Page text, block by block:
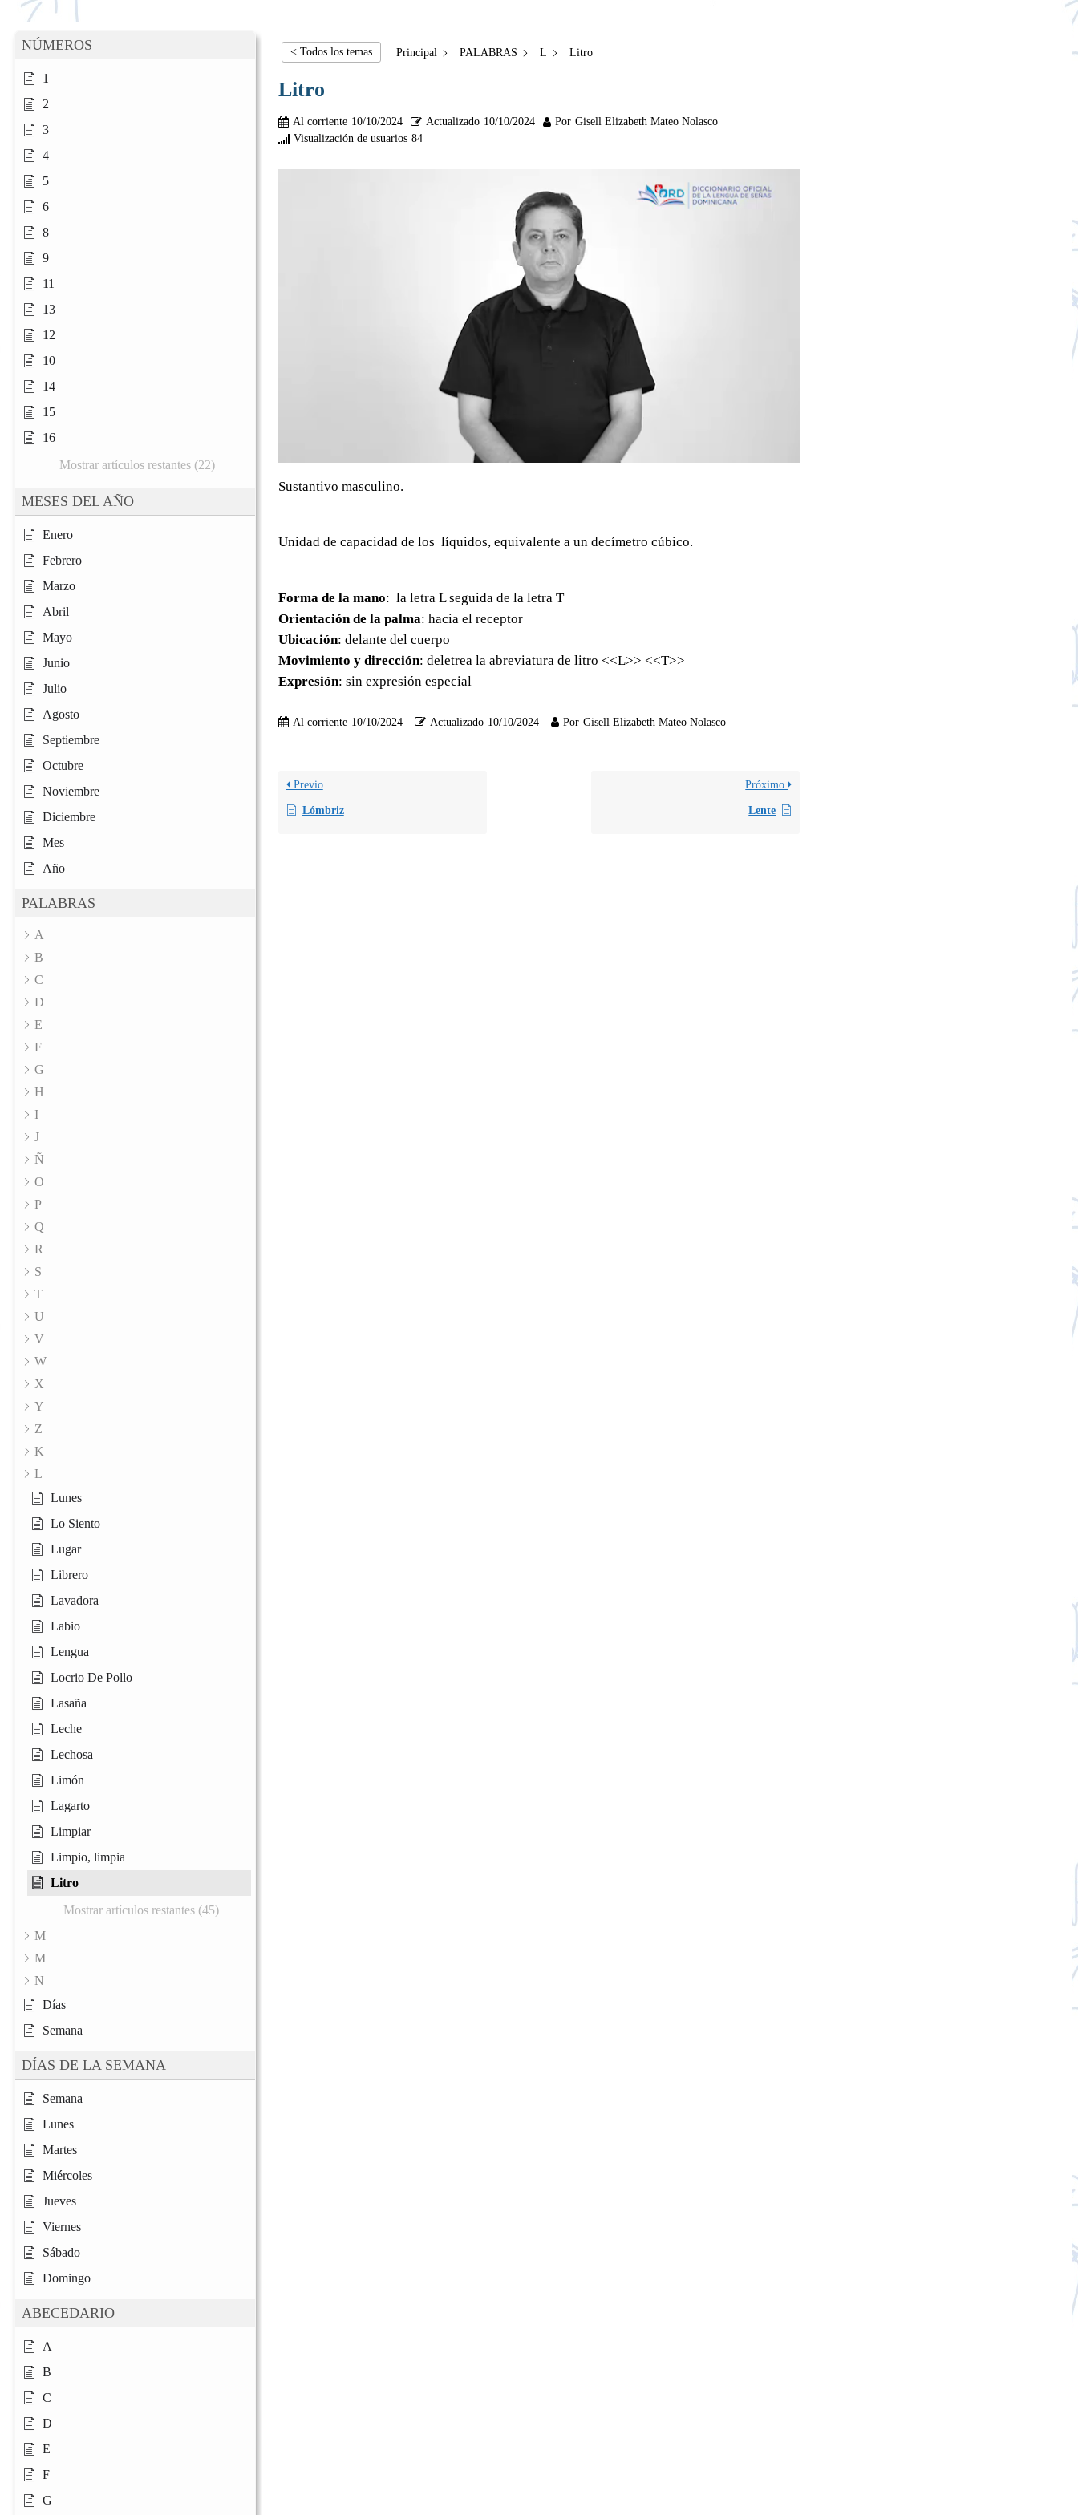
NÚMEROS
1
2
3
4
5
6
8
9
11
13
12
10
14
15
16
Mostrar artículos restantes (22)
MESES DEL AÑO
Enero
Febrero
Marzo
Abril
Mayo
Junio
Julio
Agosto
Septiembre
Octubre
Noviembre
Diciembre
Mes
Año
PALABRAS
A
B
C
D
E
F
G
H
I
J
Ñ
O
P
Q
R
S
T
U
V
W
X
Y
Z
K
L
Lunes
Lo Siento
Lugar
Librero
Lavadora
Labio
Lengua
Locrio De Pollo
Lasaña
Leche
Lechosa
Limón
Lagarto
Limpiar
Limpio, limpia
Litro
Mostrar artículos restantes (45)
M
M
N
Días
Semana
DÍAS DE LA SEMANA
Semana
Lunes
Martes
Miércoles
Jueves
Viernes
Sábado
Domingo
ABECEDARIO
A
B
C
D
E
F
G
< Todos los temas Principal PALABRAS L Litro
Litro
Al corriente 10/10/2024 Actualizado 10/10/2024 Por Gisell Elizabeth Mateo Nolasco
Visualización de usuarios 84
Sustantivo masculino.
Unidad de capacidad de los líquidos, equivalente a un decímetro cúbico.
Forma de la mano: la letra L seguida de la letra T
Orientación de la palma: hacia el receptor
Ubicación: delante del cuerpo
Movimiento y dirección: deletrea la abreviatura de litro <<L>> <<T>>
Expresión: sin expresión especial
Al corriente 10/10/2024 Actualizado 10/10/2024 Por Gisell Elizabeth Mateo Nolasco
Previo
Lómbriz
Próximo
Lente